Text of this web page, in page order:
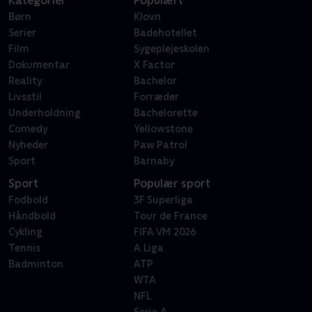
Børn
Serier
Film
Dokumentar
Reality
Livsstil
Underholdning
Comedy
Nyheder
Sport
Klovn
Badehotellet
Sygeplejeskolen
X Factor
Bachelor
Forræder
Bachelorette
Yellowstone
Paw Patrol
Barnaby
Sport
Fodbold
Håndbold
Cykling
Tennis
Badminton
Populær sport
3F Superliga
Tour de France
FIFA VM 2026
A Liga
ATP
WTA
NFL